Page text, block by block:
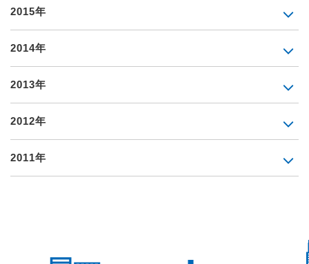
2015年
2014年
2013年
2012年
2011年